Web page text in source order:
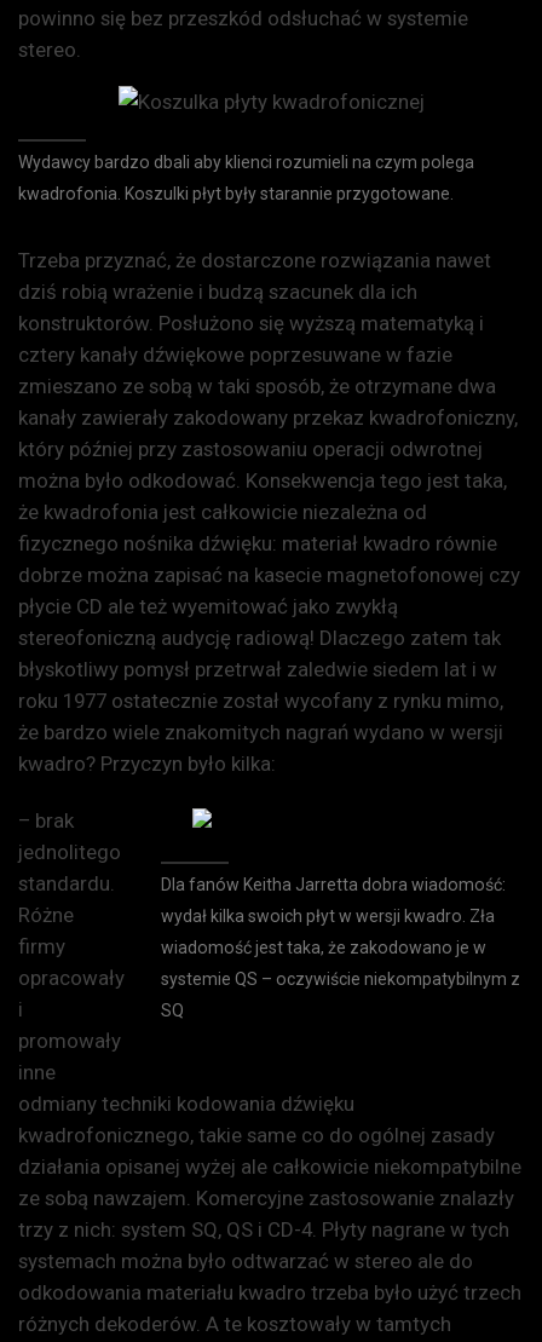
powinno się bez przeszkód odsłuchać w systemie
stereo.
Wydawcy bardzo dbali aby klienci rozumieli na czym polega
kwadrofonia. Koszulki płyt były starannie przygotowane.
Trzeba przyznać, że dostarczone rozwiązania nawet
dziś robią wrażenie i budzą szacunek dla ich
konstruktorów. Posłużono się wyższą matematyką i
cztery kanały dźwiękowe poprzesuwane w fazie
zmieszano ze sobą w taki sposób, że otrzymane dwa
kanały zawierały zakodowany przekaz kwadrofoniczny,
który później przy zastosowaniu operacji odwrotnej
można było odkodować. Konsekwencja tego jest taka,
że kwadrofonia jest całkowicie niezależna od
fizycznego nośnika dźwięku: materiał kwadro równie
dobrze można zapisać na kasecie magnetofonowej czy
płycie CD ale też wyemitować jako zwykłą
stereofoniczną audycję radiową! Dlaczego zatem tak
błyskotliwy pomysł przetrwał zaledwie siedem lat i w
roku 1977 ostatecznie został wycofany z rynku mimo,
że bardzo wiele znakomitych nagrań wydano w wersji
kwadro? Przyczyn było kilka:
Dla fanów Keitha Jarretta dobra wiadomość:
wydał kilka swoich płyt w wersji kwadro. Zła
wiadomość jest taka, że zakodowano je w
systemie QS – oczywiście niekompatybilnym z
SQ
– brak
jednolitego
standardu.
Różne
firmy
opracowały
i
promowały
inne
odmiany techniki kodowania dźwięku
kwadrofonicznego, takie same co do ogólnej zasady
działania opisanej wyżej ale całkowicie niekompatybilne
ze sobą nawzajem. Komercyjne zastosowanie znalazły
trzy z nich: system SQ, QS i CD-4. Płyty nagrane w tych
systemach można było odtwarzać w stereo ale do
odkodowania materiału kwadro trzeba było użyć trzech
różnych dekoderów. A te kosztowały w tamtych